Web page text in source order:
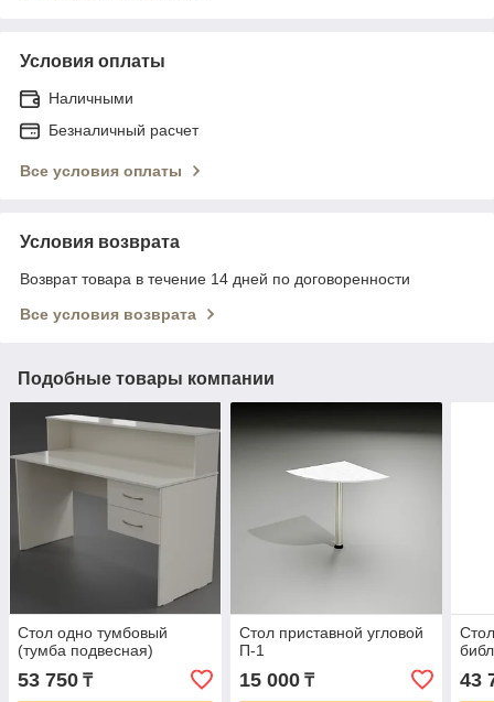
Условия оплаты
Наличными
Безналичный расчет
Все условия оплаты
Условия возврата
Возврат товара в течение 14 дней по договоренности
Все условия возврата
Подобные товары компании
Стол одно тумбовый
(тумба подвесная)
53 750 ₸
Стол приставной угловой
П-1
15 000₸ 43